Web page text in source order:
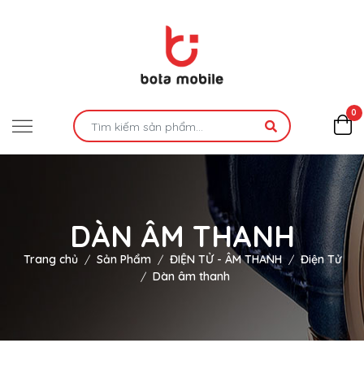
0
DÀN ÂM THANH
Trang chủ Sản Phẩm ĐIỆN TỬ - ÂM THANH
Điện Tử
Dàn âm thanh